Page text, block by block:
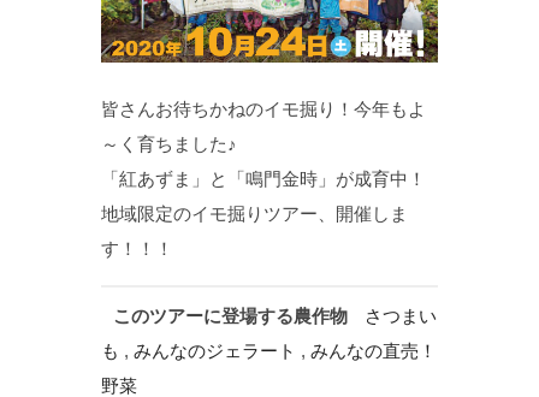
皆さんお待ちかねのイモ掘り！今年もよ
～く育ちました♪
「紅あずま」と「鳴門金時」が成育中！
地域限定のイモ掘りツアー、開催しま
す！！！
このツアーに登場する農作物
さつまい
も , みんなのジェラート , みんなの直売！
野菜